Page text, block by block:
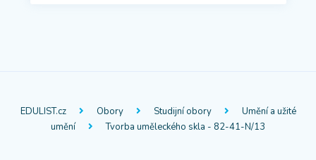
EDULIST.cz Obory Studijní obory
Umění a užité
umění
Tvorba uměleckého skla - 82-41-N/13